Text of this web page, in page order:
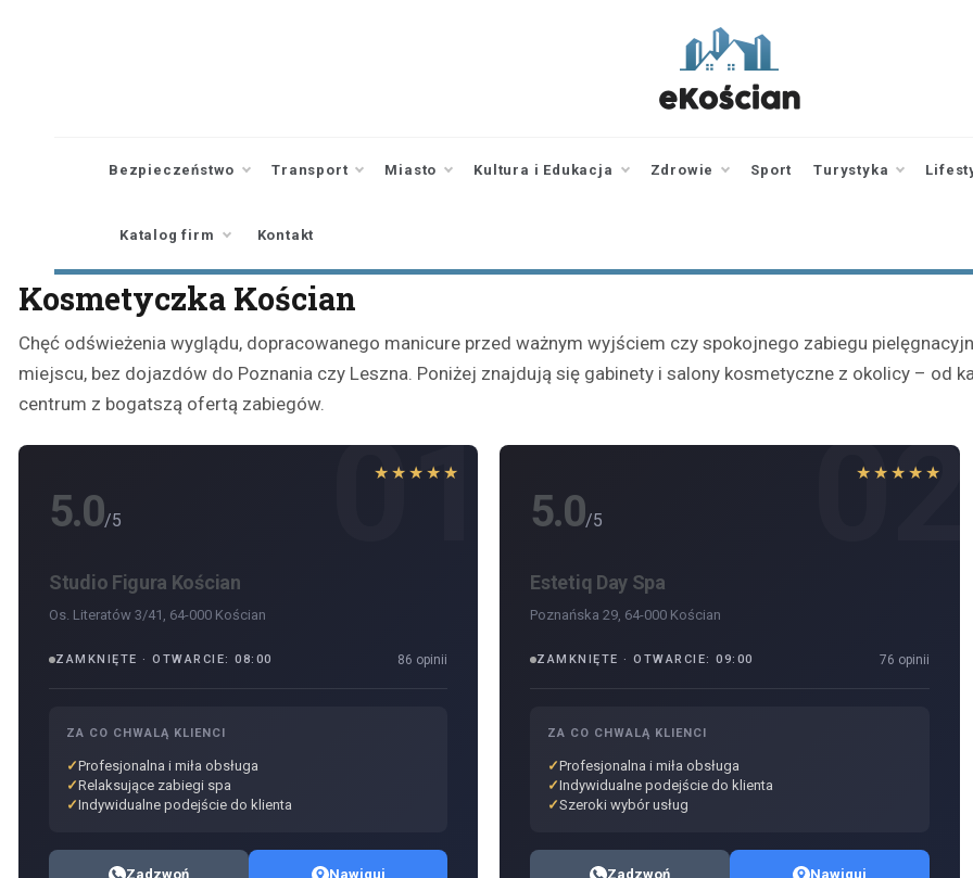
wiadomości |
newsy
Bezpieczeństwo Transport Miasto Kultura i Edukacja Zdrowie Sport Turystyka
Katalog firm Kontakt
Kosmetyczka Kościan
Chęć odświeżenia wyglądu, dopracowanego manicure przed ważnym wyjściem czy spokojnego zabiegu
miejscu, bez dojazdów do Poznania czy Leszna. Poniżej znajdują się gabinety i salony kosmetyczne z okolicy – od
centrum z bogatszą ofertą zabiegów.
01
★★★★★
5.0/5
Studio Figura Kościan
Os. Literatów 3/41, 64-000 Kościan
ZAMKNIĘTE · OTWARCIE: 08:00 86 opinii
ZA CO CHWALĄ KLIENCI
Profesjonalna i miła obsługa
Relaksujące zabiegi spa
Indywidualne podejście do klienta
Zadzwoń Nawiguj
02
★★★★★
5.0/5
Estetiq Day Spa
Poznańska 29, 64-000 Kościan
ZAMKNIĘTE · OTWARCIE: 09:00 76 opinii
ZA CO CHWALĄ KLIENCI
Profesjonalna i miła obsługa
Indywidualne podejście do klienta
Szeroki wybór usług
Zadzwoń Nawiguj